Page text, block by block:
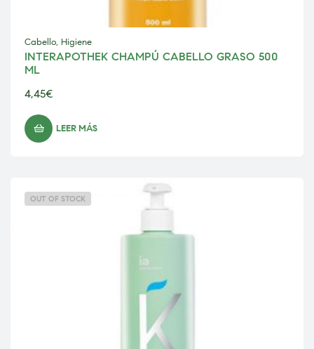
Cabello, Higiene
INTERAPOTHEK CHAMPÚ CABELLO GRASO 500
ML
4,45€
LEER MÁS
OUT OF STOCK